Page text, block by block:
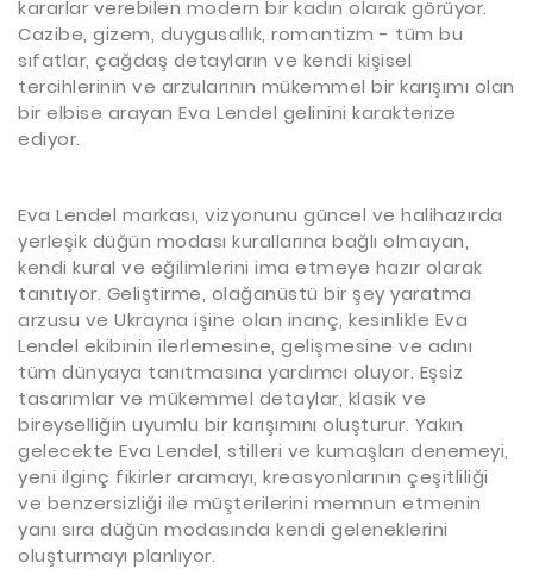
kararlar verebilen modern bir kadın olarak görüyor.
Cazibe, gizem, duygusallık, romantizm - tüm bu
sıfatlar, çağdaş detayların ve kendi kişisel
tercihlerinin ve arzularının mükemmel bir karışımı olan
bir elbise arayan Eva Lendel gelinini karakterize
ediyor.
Eva Lendel markası, vizyonunu güncel ve halihazırda
yerleşik düğün modası kurallarına bağlı olmayan,
kendi kural ve eğilimlerini ima etmeye hazır olarak
tanıtıyor. Geliştirme, olağanüstü bir şey yaratma
arzusu ve Ukrayna işine olan inanç, kesinlikle Eva
Lendel ekibinin ilerlemesine, gelişmesine ve adını
tüm dünyaya tanıtmasına yardımcı oluyor. Eşsiz
tasarımlar ve mükemmel detaylar, klasik ve
bireyselliğin uyumlu bir karışımını oluşturur. Yakın
gelecekte Eva Lendel, stilleri ve kumaşları denemeyi,
yeni ilginç fikirler aramayı, kreasyonlarının çeşitliliği
ve benzersizliği ile müşterilerini memnun etmenin
yanı sıra düğün modasında kendi geleneklerini
oluşturmayı planlıyor.